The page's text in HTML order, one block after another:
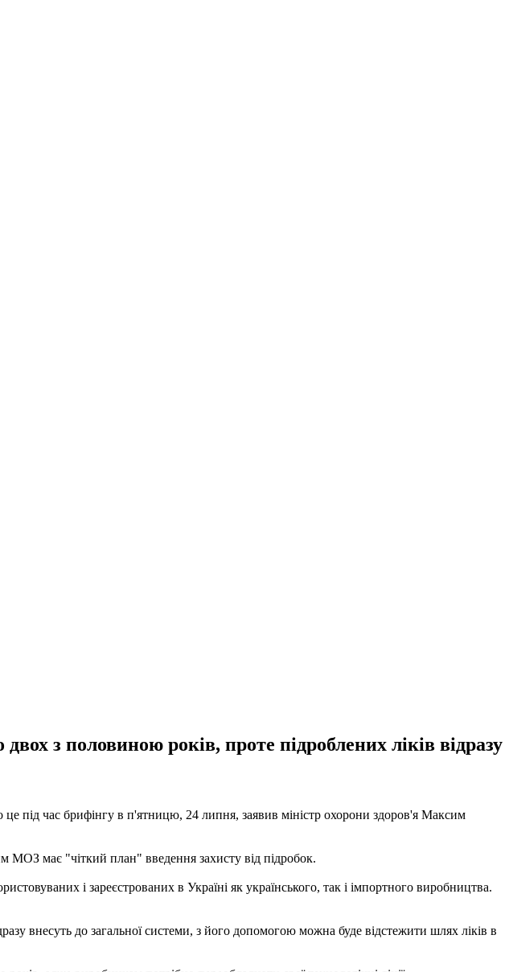
з половиною років, проте підроблених ліків відразу
під час брифінгу в п'ятницю, 24 липня, заявив міністр охорони здоров'я Максим
МОЗ має "чіткий план" введення захисту від підробок.
і зареєстрованих в Україні як українського, так і імпортного виробництва.
внесуть до загальної системи, з його допомогою можна буде відстежити шлях ліків в